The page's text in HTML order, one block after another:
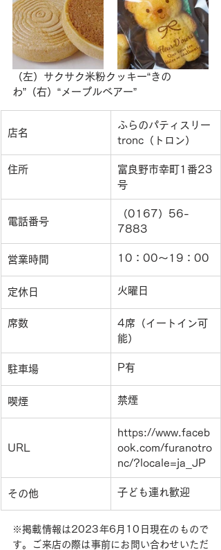
（左）サクサク米粉クッキー“きの
わ”（右）“メープルベアー”
店名
ふらのパティスリー
tronc（トロン）
住所
富良野市幸町1番23
号
電話番号
（0167）56-
7883
営業時間 10：00〜19：00
定休日 火曜日
席数
4席（イートイン可
能）
駐車場 P有
喫煙 禁煙
URL
https://www.faceb
ook.com/furanotro
nc/?locale=ja_JP
その他 子ども連れ歓迎
※掲載情報は2023年6月10日現在のもので
す。ご来店の際は事前にお問い合わせいただ